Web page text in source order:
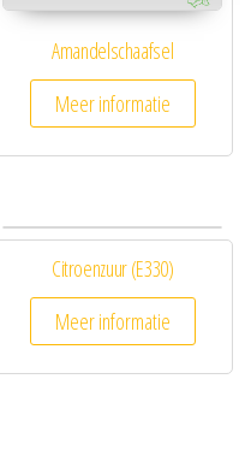
Amandelschaafsel
Meer informatie
Citroenzuur (E330)
Meer informatie